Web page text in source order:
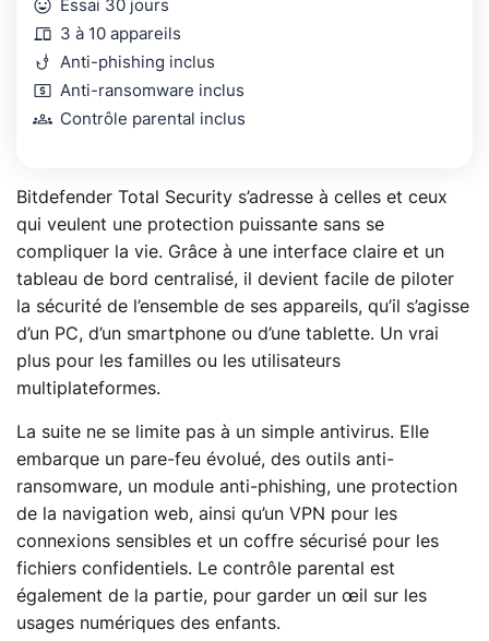
mood Essai 30 jours
devices 3 à 10 appareils
phishing Anti-phishing inclus
local_atm Anti-ransomware inclus
groups Contrôle parental inclus
Bitdefender Total Security s’adresse à celles et ceux
qui veulent une protection puissante sans se
compliquer la vie. Grâce à une interface claire et un
tableau de bord centralisé, il devient facile de piloter
la sécurité de l’ensemble de ses appareils, qu’il s’agisse
d’un PC, d’un smartphone ou d’une tablette. Un vrai
plus pour les familles ou les utilisateurs
multiplateformes.
La suite ne se limite pas à un simple antivirus. Elle
embarque un pare-feu évolué, des outils anti-
ransomware, un module anti-phishing, une protection
de la navigation web, ainsi qu’un VPN pour les
connexions sensibles et un coffre sécurisé pour les
fichiers confidentiels. Le contrôle parental est
également de la partie, pour garder un œil sur les
usages numériques des enfants.